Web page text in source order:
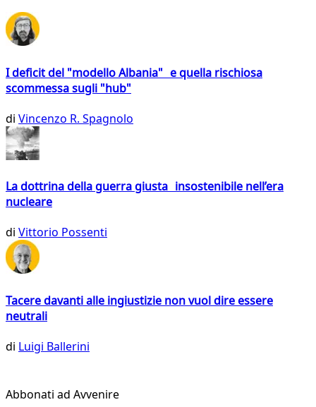
I deficit del "modello Albania" e quella rischiosa
scommessa sugli "hub"
di Vincenzo R. Spagnolo
La dottrina della guerra giusta insostenibile nell’era
nucleare
di Vittorio Possenti
Tacere davanti alle ingiustizie non vuol dire essere
neutrali
di Luigi Ballerini
Abbonati ad Avvenire